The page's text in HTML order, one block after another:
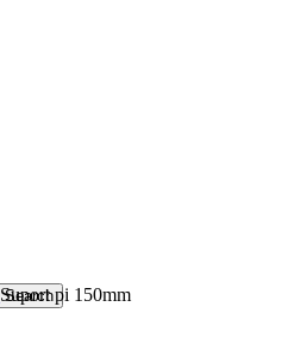
Search
Suport pi 150mm